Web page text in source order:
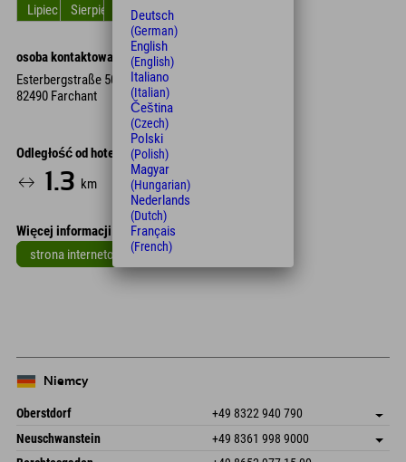
Lipiec
Sierpień WrzesieńPaździernik
osoba kontaktowa
Esterbergstraße 50
82490 Farchant
Odległość od hotelu
1.3 km 3 Min.
Więcej informacji
strona internetowa
Leaflet| Map data © OpenStreetMap contributors
Niemcy
Oberstdorf +49 8322 940 790
An der Breitach 3
87538 Fischen I. Allgäu
Zapisz adres
Informacje o przyjeździe
Neuschwanstein +49 8361 998 9000
An der Riese 45
Zapisz adres
Deutsch
(German)
English
(English)
Italiano
(Italian)
Čeština
(Czech)
Polski
(Polish)
Magyar
(Hungarian)
Nederlands
(Dutch)
Français
(French)